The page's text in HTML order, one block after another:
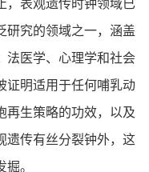
，表观遗传时钟领域已
研究的领域之一，涵盖
法医学、心理学和社会
证明适用于任何哺乳动
再生策略的功效，以及
遗传有丝分裂钟外，这
。